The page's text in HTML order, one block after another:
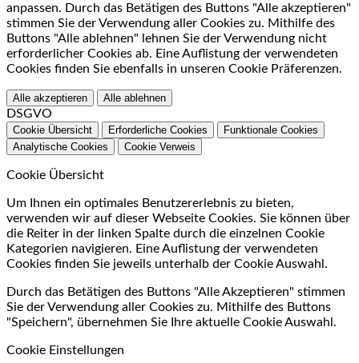
anpassen. Durch das Betätigen des Buttons "Alle akzeptieren"
stimmen Sie der Verwendung aller Cookies zu. Mithilfe des
Buttons "Alle ablehnen" lehnen Sie der Verwendung nicht
erforderlicher Cookies ab. Eine Auflistung der verwendeten
Cookies finden Sie ebenfalls in unseren Cookie Präferenzen.
Alle akzeptieren Alle ablehnen
DSGVO
Cookie Übersicht Erforderliche Cookies
Funktionale Cookies
Analytische Cookies
Cookie Verweis
Cookie Übersicht
Um Ihnen ein optimales Benutzererlebnis zu bieten,
verwenden wir auf dieser Webseite Cookies. Sie können über
die Reiter in der linken Spalte durch die einzelnen Cookie
Kategorien navigieren. Eine Auflistung der verwendeten
Cookies finden Sie jeweils unterhalb der Cookie Auswahl.
Durch das Betätigen des Buttons "Alle Akzeptieren" stimmen
Sie der Verwendung aller Cookies zu. Mithilfe des Buttons
"Speichern", übernehmen Sie Ihre aktuelle Cookie Auswahl.
Cookie Einstellungen